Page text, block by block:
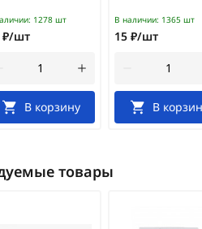
1278 шт
₽/шт
В корзину
В наличии: 1365 шт
15 ₽/шт
В
товары